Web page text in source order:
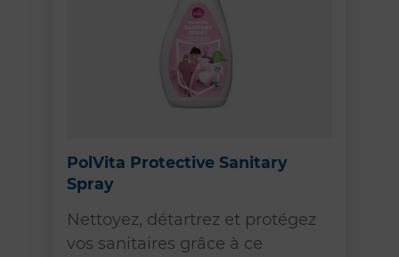
PolVita Protective Sanitary
Spray
Nettoyez, détartrez et protégez
vos sanitaires grâce à ce